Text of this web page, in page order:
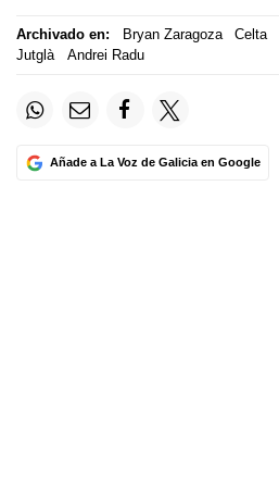
Archivado en: Bryan Zaragoza Celta
Jutglà
Andrei Radu
Añade a La Voz de Galicia en Google